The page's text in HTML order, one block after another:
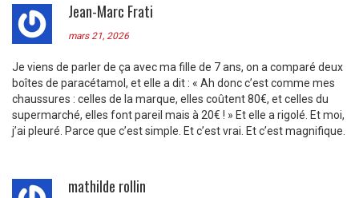
Jean-Marc Frati
mars 21, 2026
Je viens de parler de ça avec ma fille de 7 ans, on a comparé deux
boîtes de paracétamol, et elle a dit : « Ah donc c’est comme mes
chaussures : celles de la marque, elles coûtent 80€, et celles du
supermarché, elles font pareil mais à 20€ ! » Et elle a rigolé. Et moi,
j’ai pleuré. Parce que c’est simple. Et c’est vrai. Et c’est magnifique.
mathilde rollin